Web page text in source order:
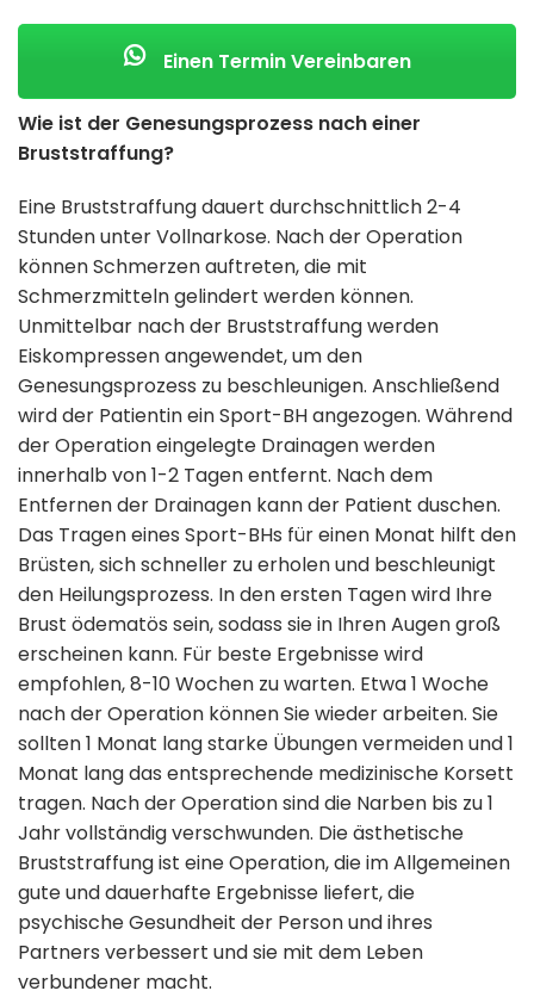
Einen Termin Vereinbaren
Wie ist der Genesungsprozess nach einer
Bruststraffung?
Eine Bruststraffung dauert durchschnittlich 2-4
Stunden unter Vollnarkose. Nach der Operation
können Schmerzen auftreten, die mit
Schmerzmitteln gelindert werden können.
Unmittelbar nach der Bruststraffung werden
Eiskompressen angewendet, um den
Genesungsprozess zu beschleunigen. Anschließend
wird der Patientin ein Sport-BH angezogen. Während
der Operation eingelegte Drainagen werden
innerhalb von 1-2 Tagen entfernt. Nach dem
Entfernen der Drainagen kann der Patient duschen.
Das Tragen eines Sport-BHs für einen Monat hilft den
Brüsten, sich schneller zu erholen und beschleunigt
den Heilungsprozess. In den ersten Tagen wird Ihre
Brust ödematös sein, sodass sie in Ihren Augen groß
erscheinen kann. Für beste Ergebnisse wird
empfohlen, 8-10 Wochen zu warten. Etwa 1 Woche
nach der Operation können Sie wieder arbeiten. Sie
sollten 1 Monat lang starke Übungen vermeiden und 1
Monat lang das entsprechende medizinische Korsett
tragen. Nach der Operation sind die Narben bis zu 1
Jahr vollständig verschwunden. Die ästhetische
Bruststraffung ist eine Operation, die im Allgemeinen
gute und dauerhafte Ergebnisse liefert, die
psychische Gesundheit der Person und ihres
Partners verbessert und sie mit dem Leben
verbundener macht.